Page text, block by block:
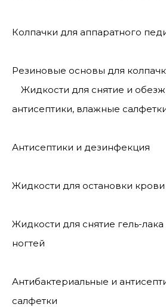
Колпачки для аппаратного
Резиновые основы для
Жидкости для снятие и
антисептики, влажные
Антисептики и дезинфекция
Жидкости для остановки крови
Жидкости для снятие гель-
ногтей
Антибактериальные и
салфетки